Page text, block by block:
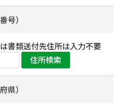
号）
書類送付先住所は入力不要
県）